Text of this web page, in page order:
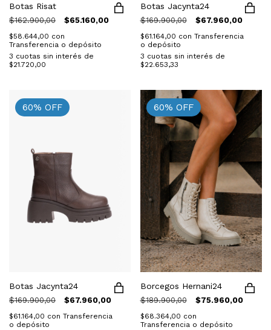
Botas Risat
$162.900,00 $65.160,00
$58.644,00 con
Transferencia o depósito
3 cuotas sin interés de
$21.720,00
Botas Jacynta24
$169.900,00 $67.960,00
$61.164,00 con Transferencia
o depósito
3 cuotas sin interés de
$22.653,33
60% OFF
Botas Jacynta24
$169.900,00 $67.960,00
$61.164,00 con Transferencia
o depósito
60% OFF
Borcegos Hernani24
$189.900,00 $75.960,00
$68.364,00 con
Transferencia o depósito